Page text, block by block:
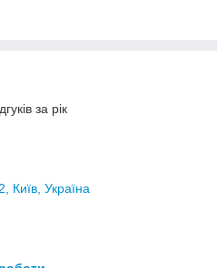
за рік
Київ, Україна